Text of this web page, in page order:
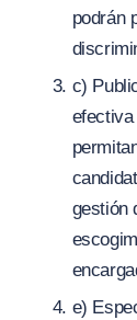
podrán
c)
gestión
e)